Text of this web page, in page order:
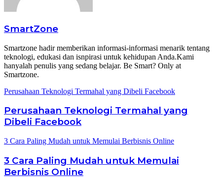
SmartZone
Smartzone hadir memberikan informasi-informasi menarik tentang
teknologi, edukasi dan isnpirasi untuk kehidupan Anda.Kami
hanyalah penulis yang sedang belajar. Be Smart? Only at
Smartzone.
Perusahaan Teknologi Termahal yang Dibeli Facebook
Perusahaan Teknologi Termahal yang
Dibeli Facebook
3 Cara Paling Mudah untuk Memulai Berbisnis Online
3 Cara Paling Mudah untuk Memulai
Berbisnis Online